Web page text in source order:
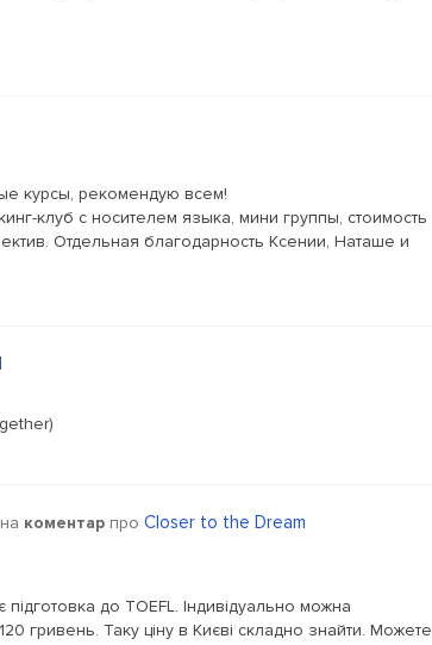
курсы, рекомендую всем!
клуб с носителем языка, мини группы, стоимость
Отдельная благодарность Ксении, Наташе и
коментар про Closer to the Dream
до TOEFL. Індивідуально можна
гривень. Таку ціну в Києві складно знайти. Можете